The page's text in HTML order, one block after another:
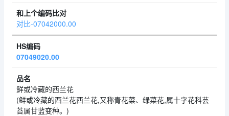
对比-07042000.00
07049020.00
鲜或冷藏的西兰花
(鲜或冷藏的西兰花西兰花,又称青花菜、绿菜花,属十字花科芸
苔属甘蓝变种。)